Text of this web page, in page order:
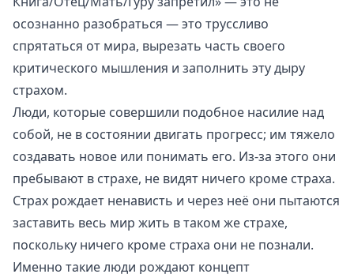
осознанно разобраться — это труссливо
спрятаться от мира, вырезать часть своего
критического мышления и заполнить эту дыру
страхом.
Люди, которые совершили подобное насилие над
собой, не в состоянии двигать прогресс; им тяжело
создавать новое или понимать его. Из-за этого они
пребывают в страхе, не видят ничего кроме страха.
Страх рождает ненависть и через неё они пытаются
заставить весь мир жить в таком же страхе,
поскольку ничего кроме страха они не познали.
Именно такие люди рождают концепт